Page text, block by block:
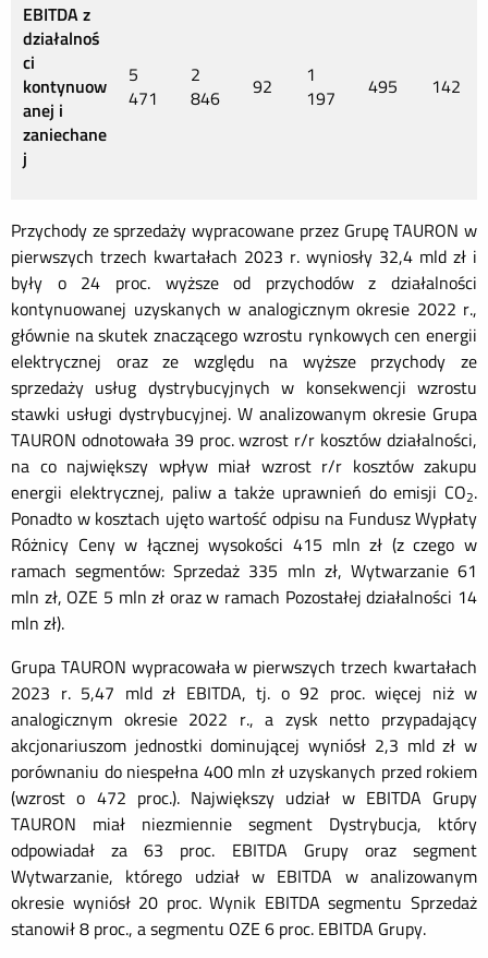
EBITDA z
działalnoś
ci
kontynuow
anej i
zaniechane
j
5
471
2
846
92
1
197
495 142
Przychody ze sprzedaży wypracowane przez Grupę TAURON w
pierwszych trzech kwartałach 2023 r. wyniosły 32,4 mld zł i
były o 24 proc. wyższe od przychodów z działalności
kontynuowanej uzyskanych w analogicznym okresie 2022 r.,
głównie na skutek znaczącego wzrostu rynkowych cen energii
elektrycznej oraz ze względu na wyższe przychody ze
sprzedaży usług dystrybucyjnych w konsekwencji wzrostu
stawki usługi dystrybucyjnej. W analizowanym okresie Grupa
TAURON odnotowała 39 proc. wzrost r/r kosztów działalności,
na co największy wpływ miał wzrost r/r kosztów zakupu
energii elektrycznej, paliw a także uprawnień do emisji CO2.
Ponadto w kosztach ujęto wartość odpisu na Fundusz Wypłaty
Różnicy Ceny w łącznej wysokości 415 mln zł (z czego w
ramach segmentów: Sprzedaż 335 mln zł, Wytwarzanie 61
mln zł, OZE 5 mln zł oraz w ramach Pozostałej działalności 14
mln zł).
Grupa TAURON wypracowała w pierwszych trzech kwartałach
2023 r. 5,47 mld zł EBITDA, tj. o 92 proc. więcej niż w
analogicznym okresie 2022 r., a zysk netto przypadający
akcjonariuszom jednostki dominującej wyniósł 2,3 mld zł w
porównaniu do niespełna 400 mln zł uzyskanych przed rokiem
(wzrost o 472 proc.). Największy udział w EBITDA Grupy
TAURON miał niezmiennie segment Dystrybucja, który
odpowiadał za 63 proc. EBITDA Grupy oraz segment
Wytwarzanie, którego udział w EBITDA w analizowanym
okresie wyniósł 20 proc. Wynik EBITDA segmentu Sprzedaż
stanowił 8 proc., a segmentu OZE 6 proc. EBITDA Grupy.